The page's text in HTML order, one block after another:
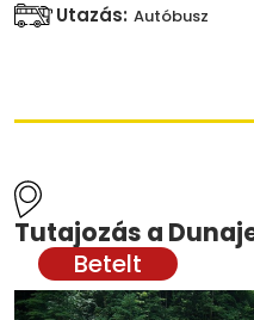
Utazás: Autóbusz
Tutajozás a